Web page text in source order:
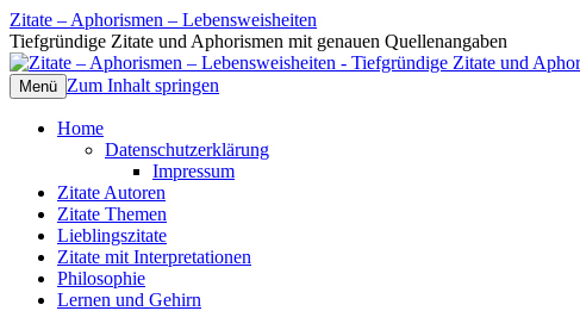
Zitate – Aphorismen – Lebensweisheiten
Tiefgründige Zitate und Aphorismen mit genauen Quellenangaben
Menü Zum Inhalt springen
Home
Datenschutzerklärung
Impressum
Zitate Autoren
Zitate Themen
Lieblingszitate
Zitate mit Interpretationen
Philosophie
Lernen und Gehirn